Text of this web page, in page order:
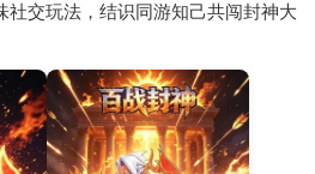
社交玩法，结识同游知己共闯封神大